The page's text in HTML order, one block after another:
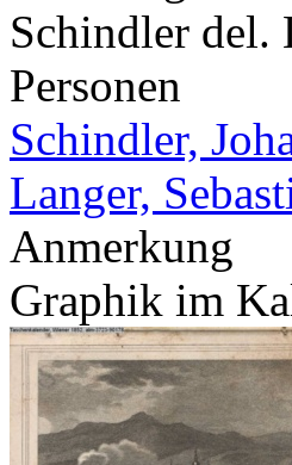
Schindler del.
Personen
Schindler,
Langer,
Anmerkung
Graphik im